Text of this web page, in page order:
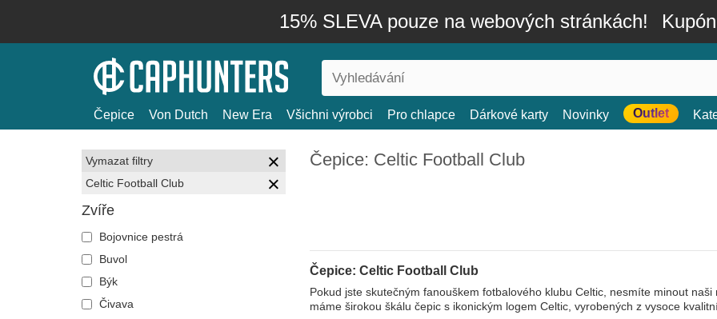
15% SLEVA pouze na webových stránkách!
Čepice Von Dutch New Era Všichni výrobci Pro chlapce Dárkové karty Novinky Outlet
Vymazat filtry
Celtic Football Club
Zvíře
Bojovnice pestrá
Buvol
Býk
Čivava
Čepice: Celtic Football Club
Čepice: Celtic Football Club
Pokud jste skutečným fanouškem fotbalového klubu Celtic, nesmíte minout
máme širokou škálu čepic s ikonickým logem Celtic, vyrobených z vysoce